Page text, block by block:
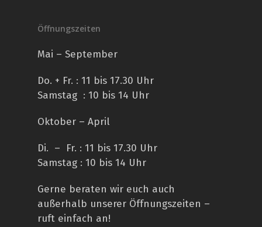
Öffnungszeiten
Mai – September
Do. + Fr. : 11 bis 17.30 Uhr
Samstag : 10 bis 14 Uhr
Oktober – April
Di. – Fr. : 11 bis 17.30 Uhr
Samstag : 10 bis 14 Uhr
Gerne beraten wir euch auch
außerhalb unserer Öffnungszeiten –
ruft einfach an!